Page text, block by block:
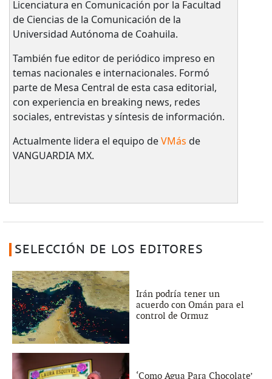
Licenciatura en Comunicación por la Facultad
de Ciencias de la Comunicación de la
Universidad Autónoma de Coahuila.
También fue editor de periódico impreso en
temas nacionales e internacionales. Formó
parte de Mesa Central de esta casa editorial,
con experiencia en breaking news, redes
sociales, entrevistas y síntesis de información.
Actualmente lidera el equipo deVMás de
VANGUARDIA MX.
SELECCIÓN DE LOS EDITORES
Irán podría tener un
acuerdo con Omán para el
control de Ormuz
‘Como Agua Para Chocolate’